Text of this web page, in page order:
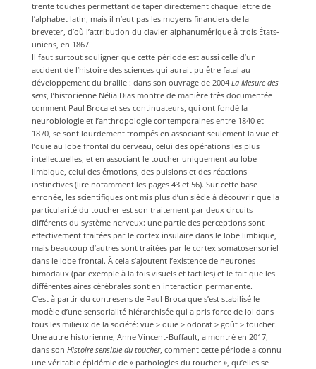
trente touches permettant de taper directement chaque lettre de
l’alphabet latin, mais il n’eut pas les moyens financiers de la
breveter, d’où l’attribution du clavier alphanumérique à trois États-
uniens, en 1867.
Il faut surtout souligner que cette période est aussi celle d’un
accident de l’histoire des sciences qui aurait pu être fatal au
développement du braille : dans son ouvrage de 2004 La Mesure des
sens, l’historienne Nélia Dias montre de manière très documentée
comment Paul Broca et ses continuateurs, qui ont fondé la
neurobiologie et l’anthropologie contemporaines entre 1840 et
1870, se sont lourdement trompés en associant seulement la vue et
l’ouïe au lobe frontal du cerveau, celui des opérations les plus
intellectuelles, et en associant le toucher uniquement au lobe
limbique, celui des émotions, des pulsions et des réactions
instinctives (lire notamment les pages 43 et 56). Sur cette base
erronée, les scientifiques ont mis plus d’un siècle à découvrir que la
particularité du toucher est son traitement par deux circuits
différents du système nerveux: une partie des perceptions sont
effectivement traitées par le cortex insulaire dans le lobe limbique,
mais beaucoup d’autres sont traitées par le cortex somatosensoriel
dans le lobe frontal. À cela s’ajoutent l’existence de neurones
bimodaux (par exemple à la fois visuels et tactiles) et le fait que les
différentes aires cérébrales sont en interaction permanente.
C’est à partir du contresens de Paul Broca que s’est stabilisé le
modèle d’une sensorialité hiérarchisée qui a pris force de loi dans
tous les milieux de la société: vue > ouïe > odorat > goût > toucher.
Une autre historienne, Anne Vincent-Buffault, a montré en 2017,
dans son Histoire sensible du toucher, comment cette période a connu
une véritable épidémie de « pathologies du toucher », qu’elles se